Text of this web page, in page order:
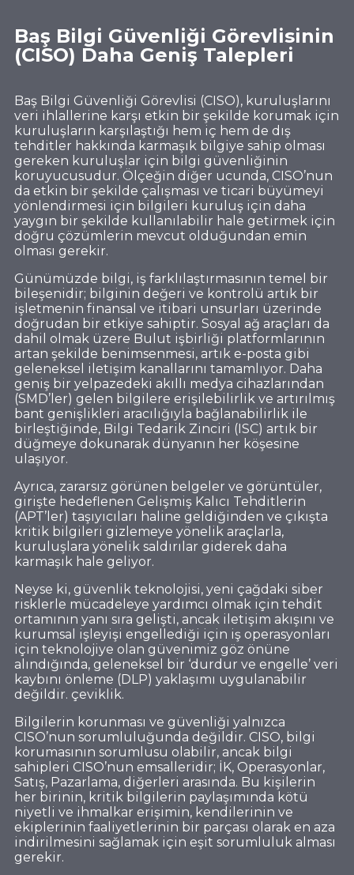
Baş Bilgi Güvenliği Görevlisinin
(CISO) Daha Geniş Talepleri
Baş Bilgi Güvenliği Görevlisi (CISO), kuruluşlarını
veri ihlallerine karşı etkin bir şekilde korumak için
kuruluşların karşılaştığı hem iç hem de dış
tehditler hakkında karmaşık bilgiye sahip olması
gereken kuruluşlar için bilgi güvenliğinin
koruyucusudur. Ölçeğin diğer ucunda, CISO’nun
da etkin bir şekilde çalışması ve ticari büyümeyi
yönlendirmesi için bilgileri kuruluş için daha
yaygın bir şekilde kullanılabilir hale getirmek için
doğru çözümlerin mevcut olduğundan emin
olması gerekir.
Günümüzde bilgi, iş farklılaştırmasının temel bir
bileşenidir; bilginin değeri ve kontrolü artık bir
işletmenin finansal ve itibari unsurları üzerinde
doğrudan bir etkiye sahiptir. Sosyal ağ araçları da
dahil olmak üzere Bulut işbirliği platformlarının
artan şekilde benimsenmesi, artık e-posta gibi
geleneksel iletişim kanallarını tamamlıyor. Daha
geniş bir yelpazedeki akıllı medya cihazlarından
(SMD’ler) gelen bilgilere erişilebilirlik ve artırılmış
bant genişlikleri aracılığıyla bağlanabilirlik ile
birleştiğinde, Bilgi Tedarik Zinciri (ISC) artık bir
düğmeye dokunarak dünyanın her köşesine
ulaşıyor.
Ayrıca, zararsız görünen belgeler ve görüntüler,
girişte hedeflenen Gelişmiş Kalıcı Tehditlerin
(APT’ler) taşıyıcıları haline geldiğinden ve çıkışta
kritik bilgileri gizlemeye yönelik araçlarla,
kuruluşlara yönelik saldırılar giderek daha
karmaşık hale geliyor.
Neyse ki, güvenlik teknolojisi, yeni çağdaki siber
risklerle mücadeleye yardımcı olmak için tehdit
ortamının yanı sıra gelişti, ancak iletişim akışını ve
kurumsal işleyişi engellediği için iş operasyonları
için teknolojiye olan güvenimiz göz önüne
alındığında, geleneksel bir ‘durdur ve engelle’ veri
kaybını önleme (DLP) yaklaşımı uygulanabilir
değildir. çeviklik.
Bilgilerin korunması ve güvenliği yalnızca
CISO’nun sorumluluğunda değildir. CISO, bilgi
korumasının sorumlusu olabilir, ancak bilgi
sahipleri CISO’nun emsalleridir; İK, Operasyonlar,
Satış, Pazarlama, diğerleri arasında. Bu kişilerin
her birinin, kritik bilgilerin paylaşımında kötü
niyetli ve ihmalkar erişimin, kendilerinin ve
ekiplerinin faaliyetlerinin bir parçası olarak en aza
indirilmesini sağlamak için eşit sorumluluk alması
gerekir.